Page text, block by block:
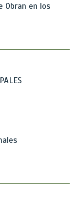
Obran en los